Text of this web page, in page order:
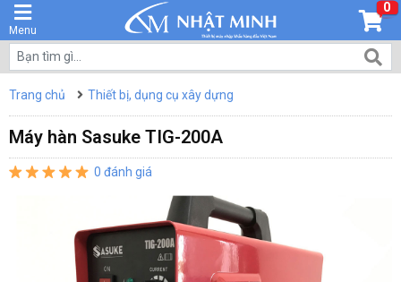
Menu
0
Trang chủ Thiết bị, dụng cụ xây dựng
Máy hàn Sasuke TIG-200A
0 đánh giá